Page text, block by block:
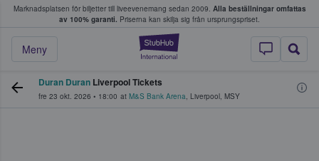
Marknadsplatsen för biljetter till liveevenemang sedan 2009. Alla beställningar omfattas
av 100% garanti. Priserna kan skilja sig från ursprungspriset.
StubHub – där
Meny
köper och säljer biljetter.
Duran Duran Liverpool Tickets
fre 23 okt. 2026 • 18:00 at M&S Bank Arena, Liverpool, MSY